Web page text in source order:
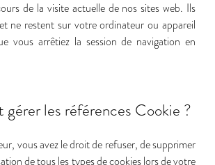
de la visite actuelle de nos sites web. Ils
ne restent sur votre ordinateur ou appareil
vous arrêtiez la session de navigation en
les références Cookie ?
vous avez le droit de refuser, de supprimer
de tous les types de cookies lors de votre